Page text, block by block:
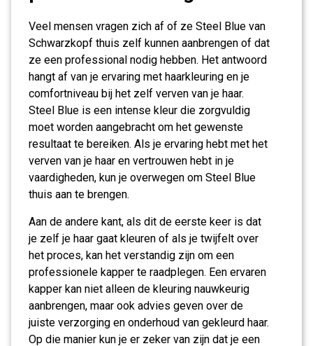
Veel mensen vragen zich af of ze Steel Blue van
Schwarzkopf thuis zelf kunnen aanbrengen of dat
ze een professional nodig hebben. Het antwoord
hangt af van je ervaring met haarkleuring en je
comfortniveau bij het zelf verven van je haar.
Steel Blue is een intense kleur die zorgvuldig
moet worden aangebracht om het gewenste
resultaat te bereiken. Als je ervaring hebt met het
verven van je haar en vertrouwen hebt in je
vaardigheden, kun je overwegen om Steel Blue
thuis aan te brengen.
Aan de andere kant, als dit de eerste keer is dat
je zelf je haar gaat kleuren of als je twijfelt over
het proces, kan het verstandig zijn om een
professionele kapper te raadplegen. Een ervaren
kapper kan niet alleen de kleuring nauwkeurig
aanbrengen, maar ook advies geven over de
juiste verzorging en onderhoud van gekleurd haar.
Op die manier kun je er zeker van zijn dat je een